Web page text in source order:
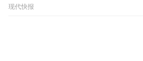
现代快报